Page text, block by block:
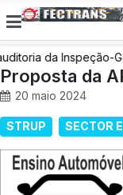
da Inspeção-
Proposta da
20 maio 2024
STRUP SECTOR